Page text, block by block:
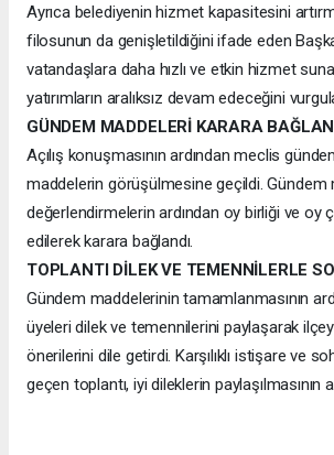
Ayrıca belediyenin hizmet kapasitesini
filosunun da genişletildiğini ifade eden
vatandaşlara daha hızlı ve etkin hizmet
yatırımların aralıksız devam edeceğini
GÜNDEM MADDELERİ KARARA
Açılış konuşmasının ardından meclis
maddelerin görüşülmesine geçildi. Gündem
değerlendirmelerin ardından oy birliği ve oy
edilerek karara bağlandı.
TOPLANTI DİLEK VE TEMENNİLERLE
Gündem maddelerinin tamamlanmasının
üyeleri dilek ve temennilerini paylaşarak
önerilerini dile getirdi. Karşılıklı istişare ve
geçen toplantı, iyi dileklerin paylaşılmasının